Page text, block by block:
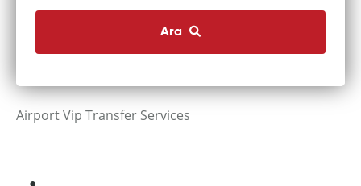
Ara
Airport Vip Transfer Services